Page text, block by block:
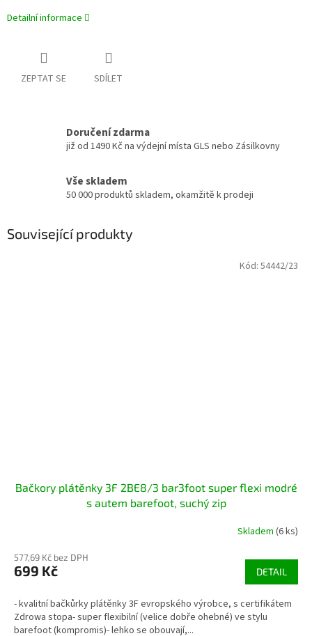
Detailní informace
ZEPTAT SE SDÍLET
Doručení zdarma
již od 1490 Kč na výdejní místa GLS nebo Zásilkovny
Vše skladem
50 000 produktů skladem, okamžitě k prodeji
Související produkty
Bačkory plátěnky 3F 2BE8/3 bar3foot super flexi modré
s autem barefoot, suchý zip
Skladem (6 ks)
577,69 Kč bez DPH
699 Kč DETAIL
- kvalitní bačkůrky plátěnky 3F evropského výrobce, s certifikátem
Zdrowa stopa- super flexibilní (velice dobře ohebné) ve stylu
barefoot (kompromis)- lehko se obouvají,...
Kód: 54442/23